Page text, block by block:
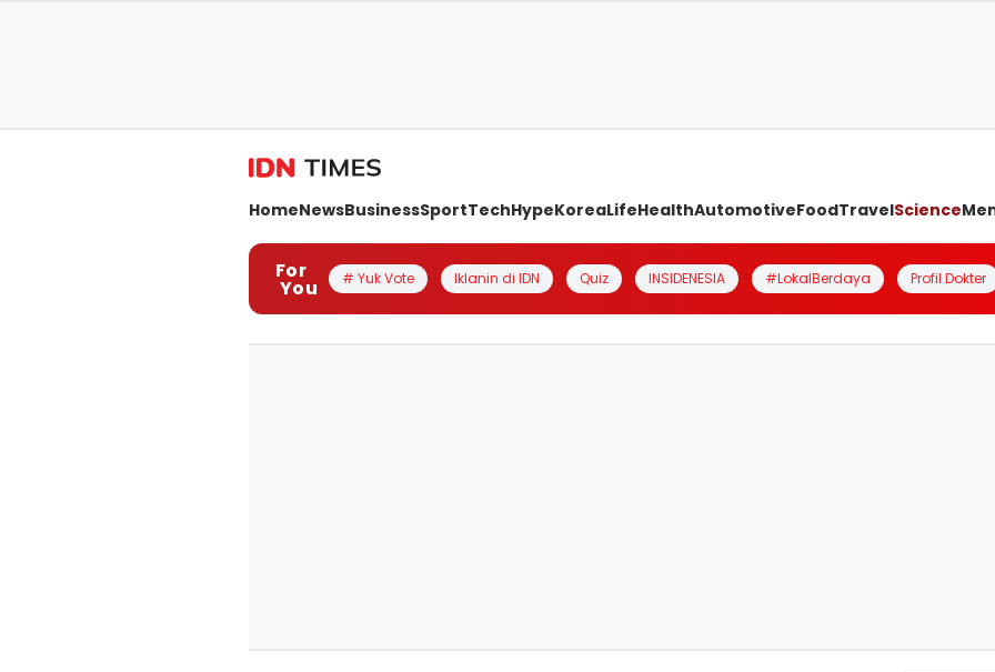
HomeNewsBusinessSportTechHypeKoreaLifeHealthAutomotiveFoodTravelScience
For
You # Yuk Vote Iklanin di IDN Quiz INSIDENESIA #LokalBerdaya Profil Dokter